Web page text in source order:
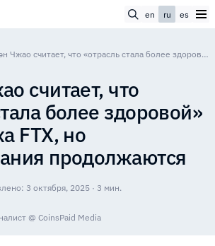
en ru es
Чанпэн Чжао считает, что «отрасль стала более здоровой» после краха FTX, но расследования продолжаются
считает, что
более здоровой»
FTX, но
продолжаются
3 октября, 2025 · 3 мин.
@ CoinsPaid Media